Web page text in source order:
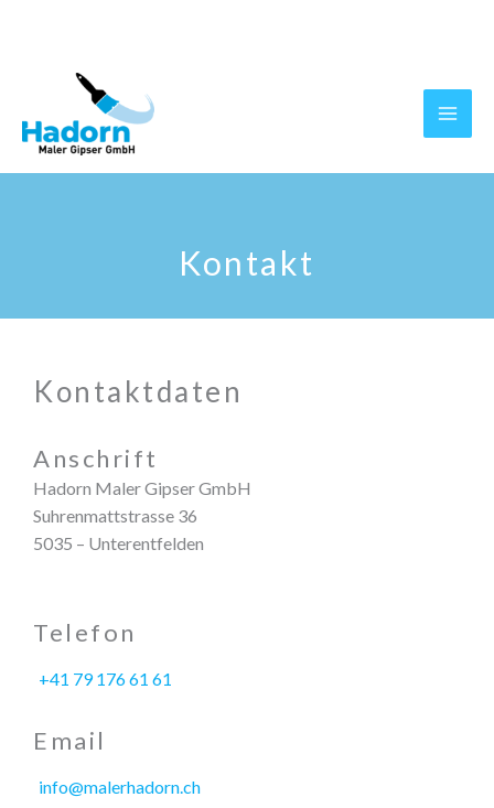
Kontakt
Kontaktdaten
Anschrift
Hadorn Maler Gipser GmbH
Suhrenmattstrasse 36
5035 – Unterentfelden
Telefon
+41 79 176 61 61
Email
info@malerhadorn.ch